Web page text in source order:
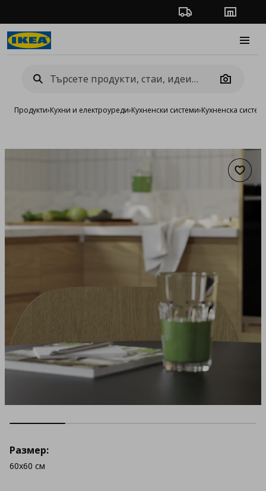
Проследяване на
Camera
Продукти›Кухни и електроуреди›Кухненски системи›Кухненска
Размер:
60x60 см